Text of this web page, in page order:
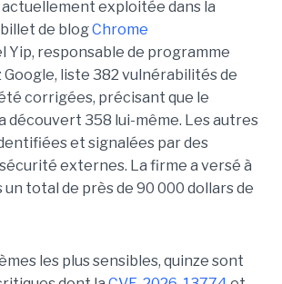
exploitée dans la
de blogChrome
Yip, responsable de programme
liste 382 vulnérabilités de
corrigées, précisant que le
découvert 358 lui-même. Les autres
et signalées par des
externes. La firme a versé à
total de près de 90 000 dollars de
les plus sensibles, quinze sont